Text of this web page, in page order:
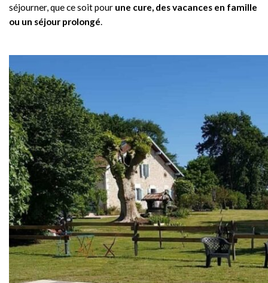
séjourner, que ce soit pour une cure, des vacances en famille
ou un séjour prolongé.